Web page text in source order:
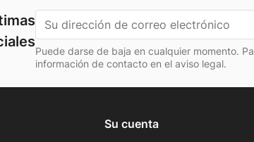
Puede darse de baja en cualquier momento.
información de contacto en el aviso legal.
Su cuenta